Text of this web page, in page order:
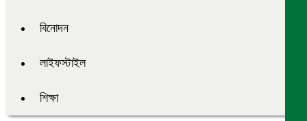
বিনোদন
লাইফস্টাইল
শিক্ষা